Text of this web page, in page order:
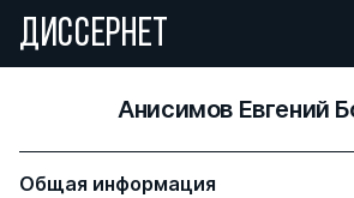
ДИССЕРНЕТ
Анисимов Евгений
Общая информация